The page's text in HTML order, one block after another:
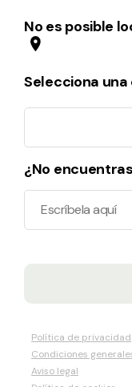
No es posible
Selecciona
¿No
Política de privacidad
Condiciones
Aviso legal